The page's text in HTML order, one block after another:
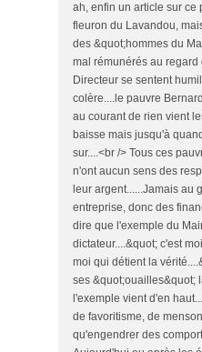
ah, enfin un article sur ce
fleuron du Lavandou,
des &quot;hommes du
mal rémunérés au regard
Directeur se sentent
colère....le pauvre
au courant de rien vient
baisse mais jusqu'à
sur....<br /> Tous ces
n'ont aucun sens des
leur argent......Jamais au
entreprise, donc des
dire que l'exemple du
dictateur....&quot; c'est
moi qui détient la
ses &quot;ouailles&quot;
l'exemple vient d'en
de favoritisme, de
qu'engendrer des